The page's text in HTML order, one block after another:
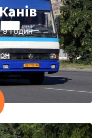
9 годин
щодня